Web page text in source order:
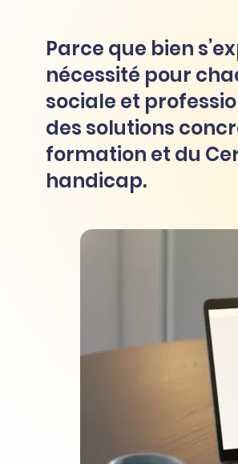
formation
Certifier ses compétences
Évaluer le niveau de ses
salariés
Aider ses enfants
Accompagner ses
salariés
Explorer la langue
française
Découvrir nos
Témoignages
Toutes nos fiches
Parce que bien
nécessité pour
sociale et
des solutions
formation et du
handicap.